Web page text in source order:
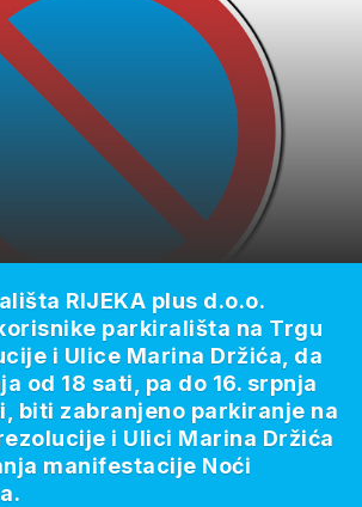
RIJEKA plus d.o.o.
parkirališta na Trgu
i Ulice Marina Držića, da
od 18 sati, pa do 16. srpnja
biti zabranjeno parkiranje na
i Ulici Marina Držića
manifestacije Noći